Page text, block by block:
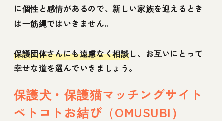
に個性と感情があるので、新しい家族を迎えるとき
は一筋縄ではいきません。
保護団体さんにも遠慮なく相談し、お互いにとって
幸せな道を選んでいきましょう。
保護犬・保護猫マッチングサイト
ペトコトお結び（OMUSUBI）